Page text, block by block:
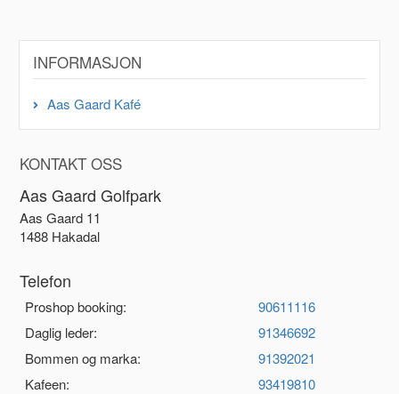
INFORMASJON
Aas Gaard Kafé
KONTAKT OSS
Aas Gaard Golfpark
Aas Gaard 11
1488 Hakadal
Telefon
Proshop booking:
90611116
Daglig leder:
91346692
Bommen og marka:
91392021
Kafeen:
93419810